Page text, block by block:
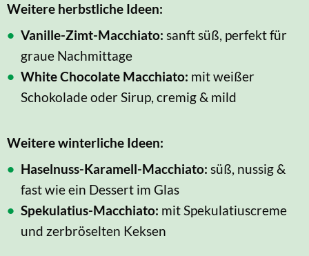
Weitere herbstliche Ideen:
Vanille-Zimt-Macchiato: sanft süß, perfekt für
graue Nachmittage
White Chocolate Macchiato: mit weißer
Schokolade oder Sirup, cremig & mild
Weitere winterliche Ideen:
Haselnuss-Karamell-Macchiato: süß, nussig &
fast wie ein Dessert im Glas
Spekulatius-Macchiato: mit Spekulatiuscreme
und zerbröselten Keksen